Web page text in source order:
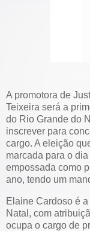
A promotora de
Teixeira será a
do Rio Grande do
inscrever para
cargo. A eleição
marcada para o
empossada como
ano, tendo um
Elaine Cardoso é
Natal, com
ocupa o cargo de